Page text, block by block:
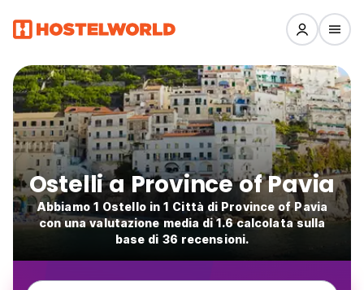
Ostelli a Province of Pavia
Abbiamo 1 Ostello in 1 Città di Province of Pavia
con una valutazione media di 1.6 calcolata sulla
base di 36 recensioni.